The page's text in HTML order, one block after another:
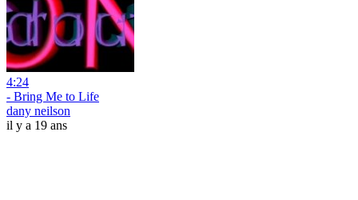
4:24
- Bring Me to Life
dany neilson
il y a 19 ans